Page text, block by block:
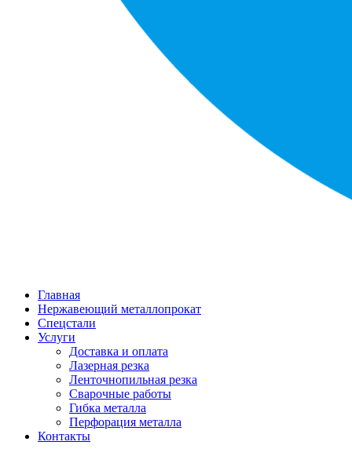
Главная
Нержавеющий металлопрокат
Спецстали
Услуги
Доставка и оплата
Лазерная резка
Ленточнопильная резка
Сварочные работы
Гибка металла
Перфорация металла
Контакты